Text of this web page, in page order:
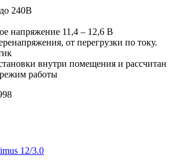
240В
напряжение 11,4 – 12,6 В
от перегрузки по току.
внутри помещения и рассчитан
работы